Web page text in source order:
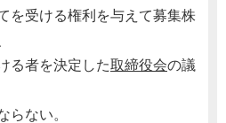
を受ける権利を与えて募集株
者を決定した取締役会の議
ない。